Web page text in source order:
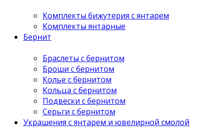
Комплекты бижутерия с янтарем
Комплекты янтарные
Бернит
Браслеты с бернитом
Броши с бернитом
Колье с бернитом
Кольца с бернитом
Подвески с бернитом
Серьги с бернитом
Украшения с янтарем и ювелирной смолой